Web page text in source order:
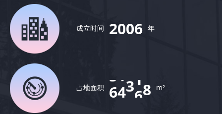
成立时间 2006 年
占地面积 66667 m²
0
1
4
5
4
1
2